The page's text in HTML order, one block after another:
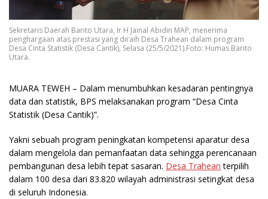
Sekretaris Daerah Barito Utara, Ir H Jainal Abidin MAP, menerima
penghargaan atas prestasi yang diraih Desa Trahean dalam program
Desa Cinta Statistik (Desa Cantik), Selasa (25/5/2021).Foto: Humas Barito
Utara.
MUARA TEWEH – Dalam menumbuhkan kesadaran pentingnya
data dan statistik, BPS melaksanakan program “Desa Cinta
Statistik (Desa Cantik)”.
Yakni sebuah program peningkatan kompetensi aparatur desa
dalam mengelola dan pemanfaatan data sehingga perencanaan
pembangunan desa lebih tepat sasaran. Desa Trahean terpilih
dalam 100 desa dari 83.820 wilayah administrasi setingkat desa
di seluruh Indonesia.